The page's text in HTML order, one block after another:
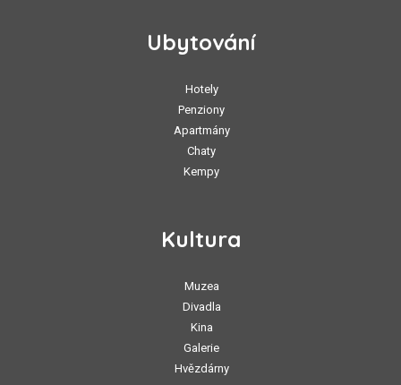
Ubytování
Hotely
Penziony
Apartmány
Chaty
Kempy
Kultura
Muzea
Divadla
Kina
Galerie
Hvězdárny